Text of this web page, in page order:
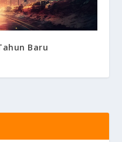
Baru